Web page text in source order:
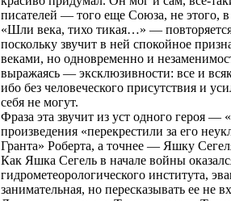
писателей — того еще Союза, не этого,
«Шли века, тихо тикая…» — повторяется
поскольку звучит в ней спокойное
веками, но одновременно и
выражаясь — эксклюзивности: все и
ибо без человеческого присутствия и
себя не могут.
Фраза эта звучит из уст одного героя
произведения «перекрестили за его
Гранта» Роберта, а точнее — Яшку
Как Яшка Сегель в начале войны
гидрометеорологического института,
занимательная, но пересказывать ее не